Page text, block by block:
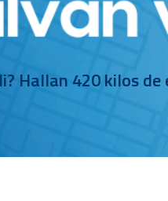
Hallan 420 kilos